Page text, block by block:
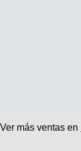
Ver más ventas en